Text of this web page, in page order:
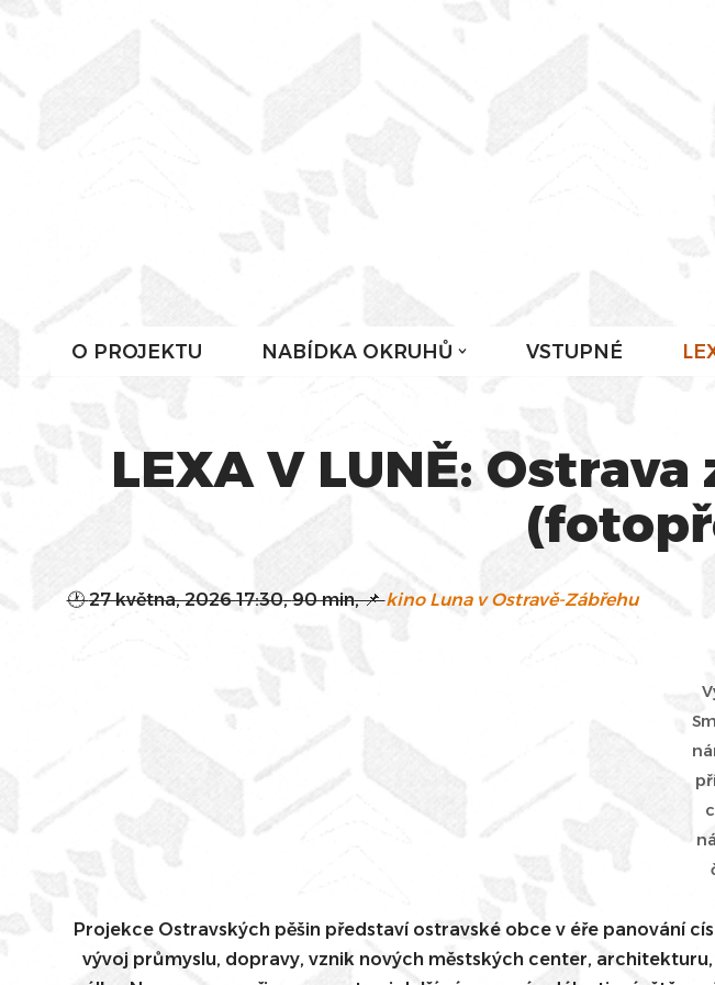
na
O PROJEKTU NABÍDKA OKRUHŮ VSTUPNÉ
LEXA V LUNĚ: Ostrava
🕐27 května, 2026 17:30,90 min, 📌kino Luna v Ostravě-Zábřehu
Projekce Ostravských pěšin představí ostravské obce v éře panování
vývoj průmyslu, dopravy, vznik nových městských center,